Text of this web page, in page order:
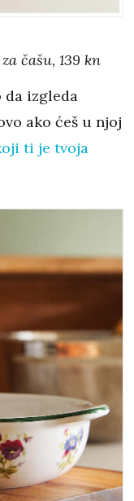
čašu, 139 kn
da izgleda
ako ćeš u njoj
ti je tvoja